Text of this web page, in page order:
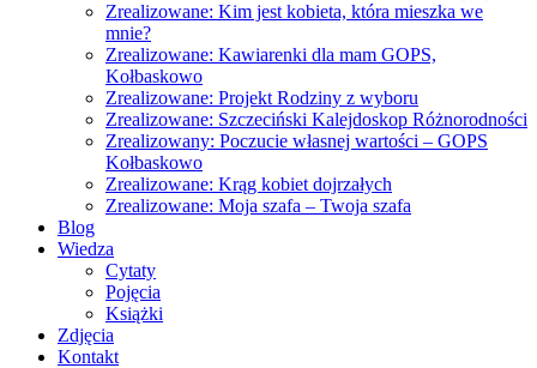
Zrealizowane: Kim jest kobieta, która mieszka we
mnie?
Zrealizowane: Kawiarenki dla mam GOPS,
Kołbaskowo
Zrealizowane: Projekt Rodziny z wyboru
Zrealizowane: Szczeciński Kalejdoskop Różnorodności
Zrealizowany: Poczucie własnej wartości – GOPS
Kołbaskowo
Zrealizowane: Krąg kobiet dojrzałych
Zrealizowane: Moja szafa – Twoja szafa
Blog
Wiedza
Cytaty
Pojęcia
Książki
Zdjęcia
Kontakt